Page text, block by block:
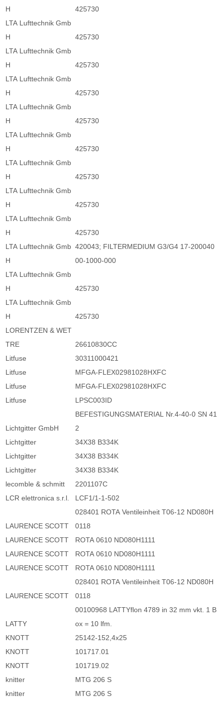
H
425730
LTA Lufttechnik Gmb
H
425730
LTA Lufttechnik Gmb
H
425730
LTA Lufttechnik Gmb
H
425730
LTA Lufttechnik Gmb
H
425730
LTA Lufttechnik Gmb
H
425730
LTA Lufttechnik Gmb
H
425730
LTA Lufttechnik Gmb
H
425730
LTA Lufttechnik Gmb
H
425730
LTA Lufttechnik Gmb
H
420043; FILTERMEDIUM G3/G4 17-200040
00-1000-000
LTA Lufttechnik Gmb
H
425730
LTA Lufttechnik Gmb
H
425730
LORENTZEN & WET
TRE
26610830CC
Litfuse
30311000421
Litfuse
MFGA-FLEX02981028HXFC
Litfuse
MFGA-FLEX02981028HXFC
Litfuse
LPSC003ID
Lichtgitter GmbH
BEFESTIGUNGSMATERIAL Nr.4-40-0 SN 41
2
Lichtgitter
34X38 B334K
Lichtgitter
34X38 B334K
Lichtgitter
34X38 B334K
lecomble & schmitt
2201107C
LCR elettronica s.r.l.
LCF1/1-1-502
LAURENCE SCOTT
028401 ROTA Ventileinheit T06-12 ND080H
0118
LAURENCE SCOTT
ROTA 0610 ND080H1111
LAURENCE SCOTT
ROTA 0610 ND080H1111
LAURENCE SCOTT
ROTA 0610 ND080H1111
LAURENCE SCOTT
028401 ROTA Ventileinheit T06-12 ND080H
0118
LATTY
00100968 LATTYflon 4789 in 32 mm vkt. 1 B
ox = 10 lfm.
KNOTT
25142-152,4x25
KNOTT
101717.01
KNOTT
101719.02
knitter
MTG 206 S
knitter
MTG 206 S